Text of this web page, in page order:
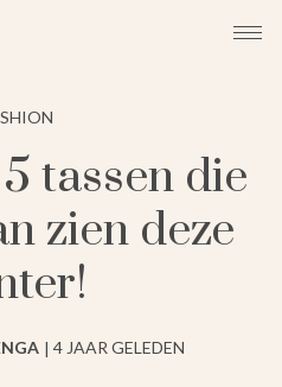
tassen die
zien deze
4 JAAR GELEDEN